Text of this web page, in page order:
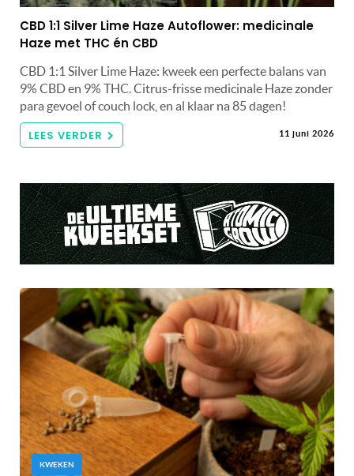
CBD 1:1 Silver Lime Haze Autoflower: medicinale
Haze met THC én CBD
CBD 1:1 Silver Lime Haze: kweek een perfecte balans van
9% CBD en 9% THC. Citrus-frisse medicinale Haze zonder
para gevoel of couch lock, en al klaar na 85 dagen!
LEES VERDER 11 juni 2026
KWEKEN